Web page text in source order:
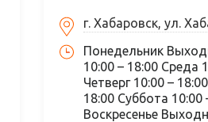
г. Хабаровск, ул.
Понедельник
10:00 – 18:00 Среда
Четверг 10:00 –
18:00 Суббота 10:00
Воскресенье